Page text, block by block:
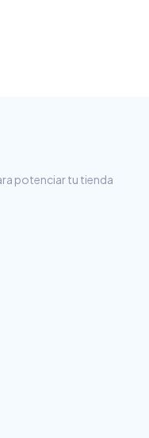
potenciar tu tienda